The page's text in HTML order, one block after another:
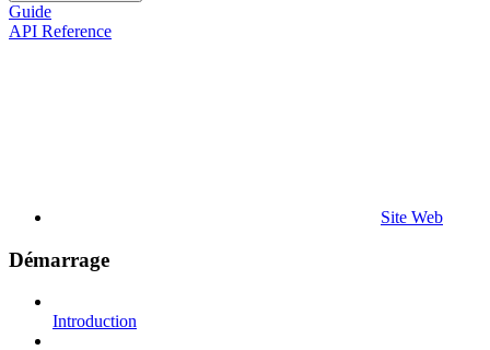
Guide
API Reference
Site Web
Démarrage
Introduction